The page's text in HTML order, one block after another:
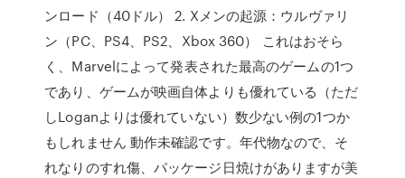
ンロード（40ドル） 2. Xメンの起源：ウルヴァリ
ン（PC、PS4、PS2、Xbox 360） これはおそら
く、Marvelによって発表された最高のゲームの1つ
であり、ゲームが映画自体よりも優れている（ただ
しLoganよりは優れていない）数少ない例の1つか
もしれません 動作未確認です。年代物なので、そ
れなりのすれ傷、パッケージ日焼けがありますが美